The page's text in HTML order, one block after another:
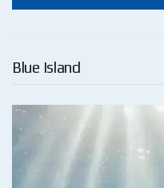
Blue Island